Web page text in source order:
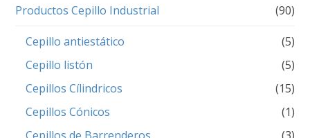
Productos Cepillo Industrial (90)
Cepillo antiestático
(5)
Cepillo listón
(5)
Cepillos Cílindricos
(15)
Cepillos Cónicos
(1)